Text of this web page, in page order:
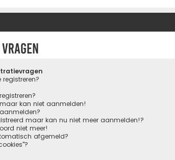
kan niet aanmelden!
maar kan nu niet meer aanmelden!?
niet meer!
afgemeld?